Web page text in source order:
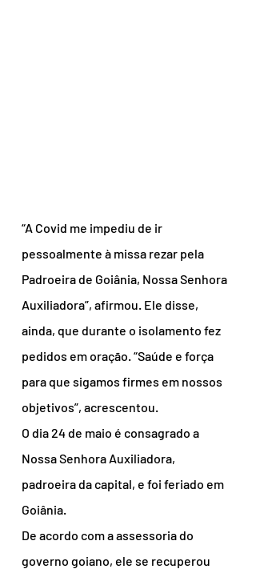
“A Covid me impediu de ir
pessoalmente à missa rezar pela
Padroeira de Goiânia, Nossa Senhora
Auxiliadora”, afirmou. Ele disse,
ainda, que durante o isolamento fez
pedidos em oração. “Saúde e força
para que sigamos firmes em nossos
objetivos”, acrescentou.
O dia 24 de maio é consagrado a
Nossa Senhora Auxiliadora,
padroeira da capital, e foi feriado em
Goiânia.
De acordo com a assessoria do
governo goiano, ele se recuperou